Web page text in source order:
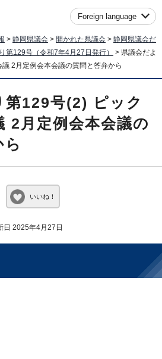
Foreign language
> 静岡県議会 > 開かれた県議会 > 静岡県議会だ
第129号（令和7年4月27日発行）
> 県議会だよ
2月定例会本会議の質問と答弁から
第129号(2) ピック
2月定例会本会議の
いいね！
2025年4月27日